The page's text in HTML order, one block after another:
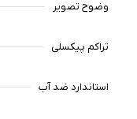
وضوح تصویر
تراکم پیکسلی
استاندارد ضد آب